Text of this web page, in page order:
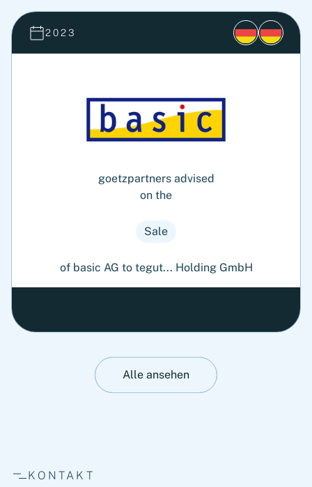
2023
goetzpartners advised
on the
Sale
of basic AG to tegut... Holding GmbH
Alle ansehen
KONTAKT